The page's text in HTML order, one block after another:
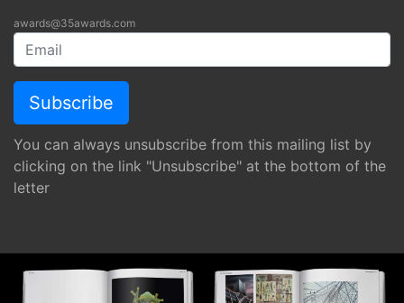
awards@35awards.com
You can always unsubscribe from this mailing list by
clicking on the link "Unsubscribe" at the bottom of the
letter